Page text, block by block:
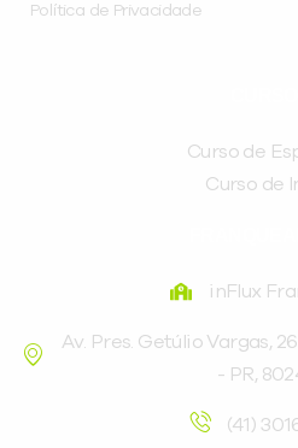
Política de Privacidade
Curso de
Curso de
inFlux
Av. Pres. Getúlio Vargas,
- PR,
(41)